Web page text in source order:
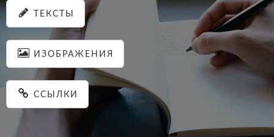
ТЕКСТЫ
ИЗОБРАЖЕНИЯ
ССЫЛКИ